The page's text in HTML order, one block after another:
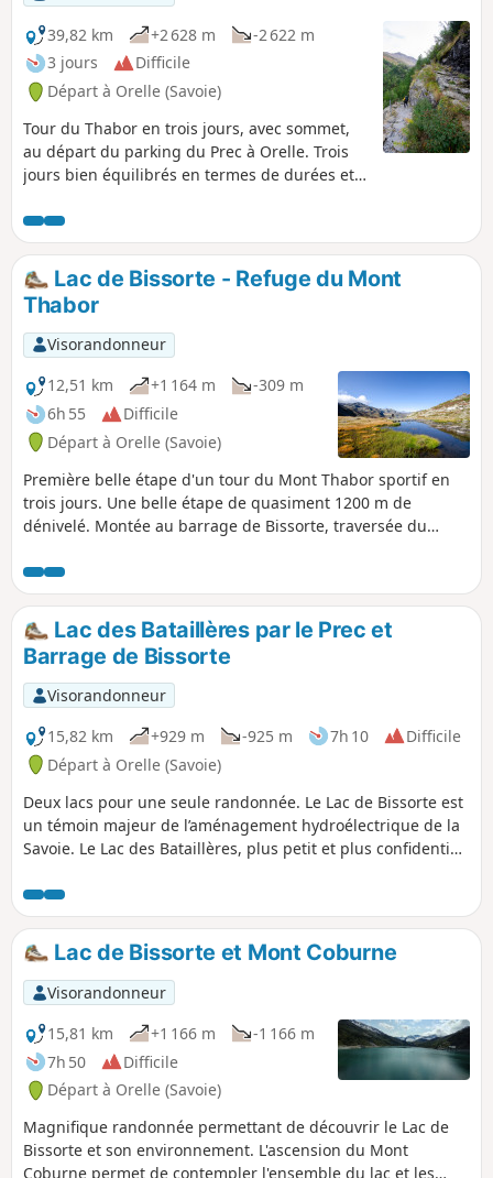
39,82 km
+2 628 m
-2 622 m
3 jours
Difficile
Départ à Orelle (Savoie)
Tour du Thabor en trois jours, avec sommet,
au départ du parking du Prec à Orelle. Trois
jours bien équilibrés en termes de durées et
depuis le sommet du Tabor. Itinéraire jamais
difficile techniquement, mais sérieux, du fait
de la longueur de certaines étapes, de
l'altitude, et de l'orientation sur certains
passages où il n'y a pas de sentiers.
Lac de Bissorte - Refuge du Mont
Thabor
Visorandonneur
12,51 km
+1 164 m
-309 m
6h 55
Difficile
Départ à Orelle (Savoie)
Première belle étape d'un tour du Mont Thabor sportif en
trois jours. Une belle étape de quasiment 1200 m de
dénivelé. Montée au barrage de Bissorte, traversée du
montée au très joli Lac des Bataillères et au col éponyme,
avec une superbe vue sur les Lacs Sainte Marguerite et le
vallon de la Grande Montagne. Vue imprenable sur le
Cheval Blanc.
Lac des Bataillères par le Prec et
Barrage de Bissorte
Visorandonneur
15,82 km
+929 m -925 m 7h 10
Difficile
Départ à Orelle (Savoie)
Deux lacs pour une seule randonnée. Le Lac de Bissorte est
un témoin majeur de l’aménagement hydroélectrique de la
Savoie. Le Lac des Bataillères, plus petit et plus confidentiel,
Lac de Bissorte et Mont Coburne
Visorandonneur
15,81 km
+1 166 m
-1 166 m
7h 50
Difficile
Départ à Orelle (Savoie)
Magnifique randonnée permettant de découvrir le Lac de
Bissorte et son environnement. L'ascension du Mont
Coburne permet de contempler l'ensemble du lac et les